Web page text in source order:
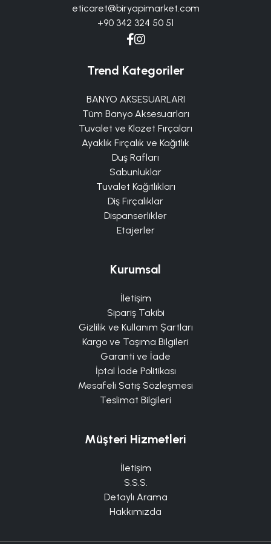
eticaret@biryapimarket.com
+90 342 324 50 51
Trend Kategoriler
BANYO AKSESUARLARI
Tüm Banyo Aksesuarları
Tuvalet ve Klozet Fırçaları
Ayaklık Fırçalık ve Kağıtlık
Duş Rafları
Sabunluklar
Tuvalet Kağıtlıkları
Diş Fırçalıklar
Dispanserlikler
Etajerler
Kurumsal
İletişim
Sipariş Takibi
Gizlilik ve Kullanım Şartları
Kargo ve Taşıma Bilgileri
Garanti ve İade
İptal İade Politikası
Mesafeli Satış Sözleşmesi
Teslimat Bilgileri
Müşteri Hizmetleri
İletişim
S.S.S.
Detaylı Arama
Hakkımızda